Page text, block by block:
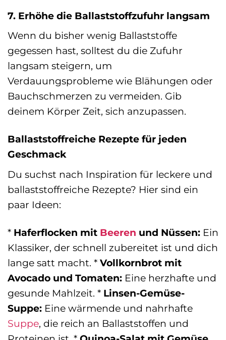
7. Erhöhe die Ballaststoffzufuhr langsam
Wenn du bisher wenig Ballaststoffe
gegessen hast, solltest du die Zufuhr
langsam steigern, um
Verdauungsprobleme wie Blähungen oder
Bauchschmerzen zu vermeiden. Gib
deinem Körper Zeit, sich anzupassen.
Ballaststoffreiche Rezepte für jeden
Geschmack
Du suchst nach Inspiration für leckere und
ballaststoffreiche Rezepte? Hier sind ein
paar Ideen:
* Haferflocken mit Beeren und Nüssen: Ein
Klassiker, der schnell zubereitet ist und dich
lange satt macht. * Vollkornbrot mit
Avocado und Tomaten: Eine herzhafte und
gesunde Mahlzeit. * Linsen-Gemüse-
Suppe: Eine wärmende und nahrhafte
Suppe, die reich an Ballaststoffen und